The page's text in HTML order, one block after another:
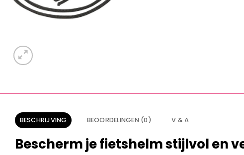
BESCHRIJVING BEOORDELINGEN (0) V & A
Bescherm je fietshelm stijlvol en